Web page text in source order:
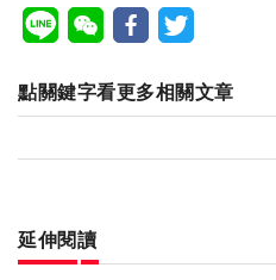
點關鍵字看更多相關文章
延伸閱讀